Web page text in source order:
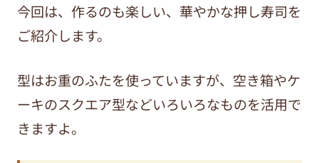
今回は、作るのも楽しい、華やかな押し寿司を
ご紹介します。
型はお重のふたを使っていますが、空き箱やケ
ーキのスクエア型などいろいろなものを活用で
きますよ。